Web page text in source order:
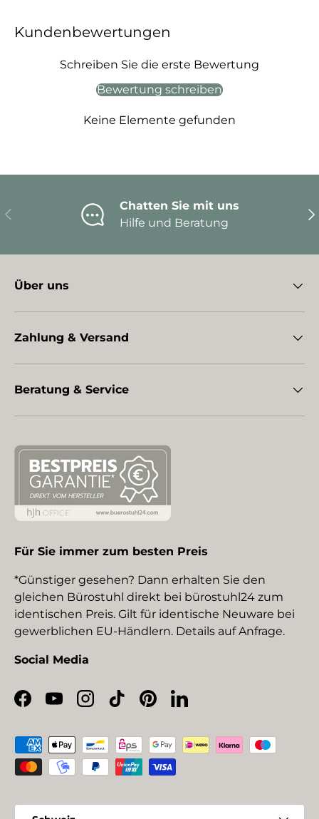
Kundenbewertungen
Schreiben Sie die erste Bewertung
Bewertung schreiben
Keine Elemente gefunden
Vorherige
Chatten Sie mit uns
Hilfe und Beratung
Über uns
Zahlung & Versand
Beratung & Service
Für Sie immer zum besten Preis
*Günstiger gesehen? Dann erhalten Sie den
gleichen Bürostuhl direkt bei bürostuhl24 zum
identischen Preis. Gilt für identische Neuware bei
gewerblichen EU-Händlern. Details auf Anfrage.
Social Media
Facebook
YouTubeInstagram
TikTokPinterestLinkedIn
Zahlungsmethoden